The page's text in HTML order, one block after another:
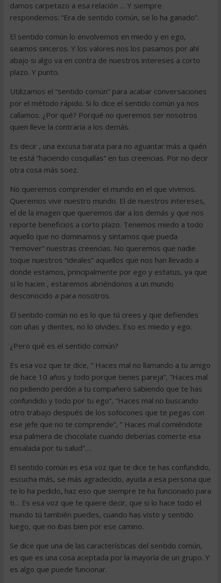
damos carpetazo a esa relación … Y siempre
respondemos: “Era de sentido común, se lo ha ganado”.
El sentido común lo envolvemos en miedo y en ego,
seamos sinceros. Y los valores nos los pasamos por ahí
abajo si algo va en contra de nuestros intereses a corto
plazo. Y punto.
Utilizamos el “sentido común” para acabar conversaciones
por el método rápido. Si lo dice el sentido común ya nos
callamos. ¿Por qué? Porqué no queremos ser nosotros
quien lleve la contraria a los demás.
Es decir , una excusa barata para no aguantar más a quién
te está “haciendo cosquillas” en tus creencias. Por no decir
otra cosa más soez.
No queremos comprender el mundo en el que vivimos.
Queremos vivir nuestro mundo. El de nuestros intereses,
el de la imagen que queremos dar a los demás y que nos
reporte beneficios a corto plazo. Tenemos miedo a todo
aquello que no dominamos y sintamos que pueda
“remover” nuestras creencias. No queremos que nadie
toque nuestros “ideales” aquellos que nos han llevado a
donde estamos, principalmente por ego y estatus, ya que
si lo hacen , estaremos abriéndonos a un mundo
desconocido a para nosotros.
El sentido común no es lo que tú crees y que defiendes
con uñas y dientes, no lo olvides. Eso es miedo y ego.
¿Pero qué es el sentido común?
Es esa voz que te dice, ” Haces mal no llamando a tu amigo
de hace 10 años y todo porque tienes pareja”, “Haces mal
no pidiendo perdón a tu compañero sabiendo que te has
confundido y todo por tu ego”, “Haces mal no buscando
otro trabajo después de los sofocones que te pegas con
ese jefe que no te comprende”, ” Haces mal comiéndote
esa palmera de chocolate cuando deberías comerte esa
ensalada por tu salud”….
El sentido común es esa voz que te dice te has confundido,
escucha más, se más agradecido, ayuda a esa persona que
te lo ha pedido, haz eso que siempre te ha funcionado para
ti… Es esa voz que te quiere decir, que si lo hace todo el
mundo tú también puedes, cuando has visto y sentido
luego, que no ibas bien por ese camino.
Se dice que una de las características del sentido común,
es que es una cosa aceptada por la mayoría de un grupo. Y
es algo que puede funcionar.